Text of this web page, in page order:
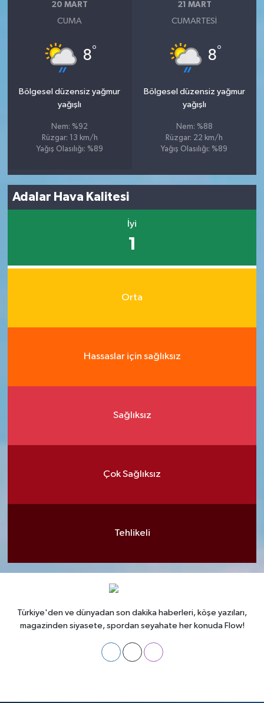
20 MART
CUMA
8°
Bölgesel düzensiz yağmur
yağışlı
Nem: %92
Rüzgar: 13 km/h
Yağış Olasılığı: %89
21 MART
CUMARTESI
8°
Bölgesel düzensiz yağmur
yağışlı
Nem: %88
Rüzgar: 22 km/h
Yağış Olasılığı: %89
Adalar Hava Kalitesi
İyi
1
Orta
Hassaslar için sağlıksız
Sağlıksız
Çok Sağlıksız
Tehlikeli
Türkiye'den ve dünyadan son dakika haberleri, köşe yazıları,
magazinden siyasete, spordan seyahate her konuda Flow!